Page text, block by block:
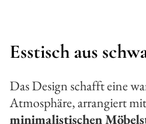
Esstisch aus
Das Design schafft eine
Atmosphäre, arrangiert mit
minimalistischen